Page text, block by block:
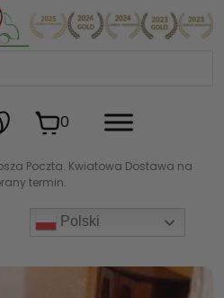
Poczta. Kwiatowa Dostawa na
termin.
Polski
Kwiaciarnia internetowa
0